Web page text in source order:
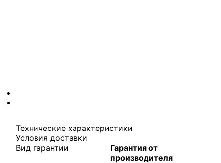
Технические характеристики
Условия доставки
Вид гарантии
Гарантия от
производителя